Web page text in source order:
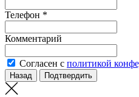
Телефон *
Комментарий
Согласен с политикой
Назад Подтвердить